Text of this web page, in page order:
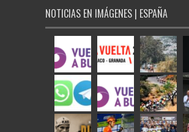
NOTICIAS EN IMÁGENES | ESPAÑA